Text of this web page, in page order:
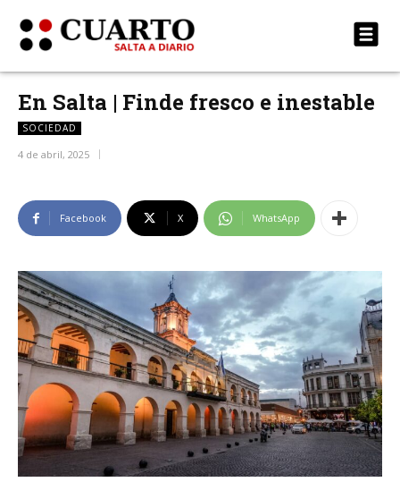
En Salta | Finde fresco e inestable
SOCIEDAD
4 de abril, 2025
Facebook X WhatsApp